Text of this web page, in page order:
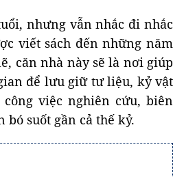
nhưng vẫn nhắc đi nhắc
viết sách đến những năm
căn nhà này sẽ là nơi giúp
để lưu giữ tư liệu, kỷ vật
việc nghiên cứu, biên
bó suốt gần cả thế kỷ.